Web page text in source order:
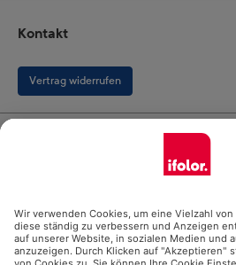
Kontakt
Vertrag widerrufen
Unsere Produkte